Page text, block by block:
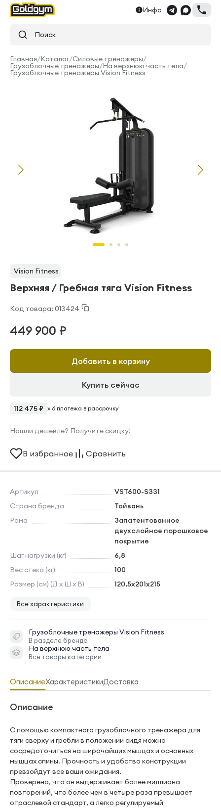
Инфо
Поиск
Главная/Каталог/Силовые тренажеры/
Грузоблочные тренажеры/На верхнюю часть тела/
Грузоблочные тренажеры Vision Fitness
Vision Fitness
Верхняя / Гребная тяга Vision Fitness
Код товара: 013424
Артикул
VST600-S331
Страна бренда
Тайвань
Рама
Запатентованное
двухслойное порошковое
покрытие
Шаг нагрузки (кг)
6,8
Вес стека (кг)
100
Размер (см) (Д х Ш х В)
120,5х201х215
Все характеристики
Грузоблочные тренажеры Vision Fitness
В разделе бренда
На верхнюю часть тела
Все товары категории
449 900 ₽
Добавить в корзину
Купить сейчас
112 475 ₽ x 6 платежа в рассрочку
Нашли дешевле? Получите скидку!
В избранное Сравнить
ОписаниеХарактеристикиДоставка
Описание
С помощью компактного грузоблочного тренажера для
тяги сверху и гребли в положении сидя можно
сосредоточиться на широчайших мышцах и основных
мышцах спины. Прочность и удобство конструкции
превзойдут все ваши ожидания.
Проверено, что он выдерживает более миллиона
повторений, что более чем в четыре раза превышает
отраслевой стандарт, а легко регулируемый